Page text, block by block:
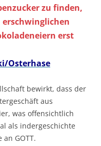
zu finden,
erst
Osterhase
bewirkt, dass der
aus
was offensichtlich
als indergeschichte
GOTT.